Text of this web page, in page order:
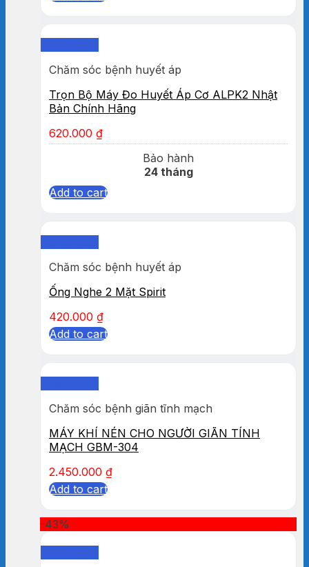
Chăm sóc bệnh huyết áp
Trọn Bộ Máy Đo Huyết Áp Cơ ALPK2 Nhật
Bản Chính Hãng
620.000 ₫
Bảo hành
24 tháng
Add to cart
Chăm sóc bệnh huyết áp
Ống Nghe 2 Mặt Spirit
420.000 ₫
Add to cart
Chăm sóc bệnh giãn tĩnh mạch
MÁY KHÍ NÉN CHO NGƯỜI GIÃN TÍNH
MẠCH GBM-304
2.450.000 ₫
Add to cart
-43%